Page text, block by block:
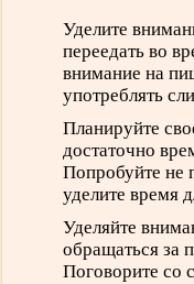
Уделите
переедать во
внимание на
употреблять
Планируйте
достаточно
Попробуйте не
уделите время
Уделяйте
обращаться за
Поговорите со